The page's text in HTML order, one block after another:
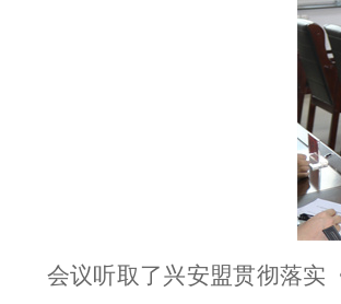
会议听取了兴安盟贯彻落实